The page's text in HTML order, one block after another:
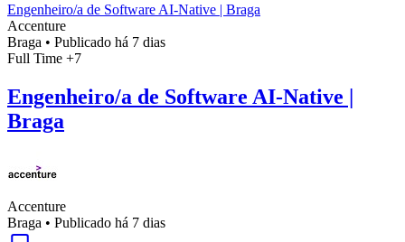
Engenheiro/a de Software AI-Native | Braga
Accenture
Braga • Publicado há 7 dias
Full Time +7
Engenheiro/a de Software AI-Native |
Braga
Accenture
Braga • Publicado há 7 dias